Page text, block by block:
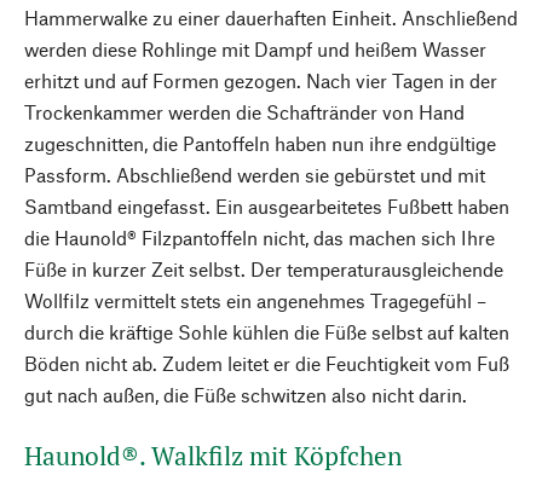
Hammerwalke zu einer dauerhaften Einheit. Anschließend
werden diese Rohlinge mit Dampf und heißem Wasser
erhitzt und auf Formen gezogen. Nach vier Tagen in der
Trockenkammer werden die Schaftränder von Hand
zugeschnitten, die Pantoffeln haben nun ihre endgültige
Passform. Abschließend werden sie gebürstet und mit
Samtband eingefasst. Ein ausgearbeitetes Fußbett haben
die Haunold® Filzpantoffeln nicht, das machen sich Ihre
Füße in kurzer Zeit selbst. Der temperaturausgleichende
Wollfilz vermittelt stets ein angenehmes Tragegefühl –
durch die kräftige Sohle kühlen die Füße selbst auf kalten
Böden nicht ab. Zudem leitet er die Feuchtigkeit vom Fuß
gut nach außen, die Füße schwitzen also nicht darin.
Haunold®. Walkfilz mit Köpfchen